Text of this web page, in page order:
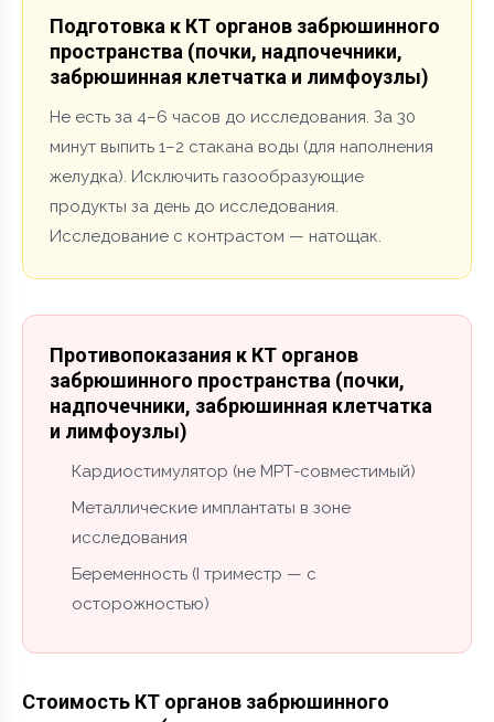
Подготовка к КТ органов забрюшинного
пространства (почки, надпочечники,
забрюшинная клетчатка и лимфоузлы)
Не есть за 4–6 часов до исследования. За 30
минут выпить 1–2 стакана воды (для наполнения
желудка). Исключить газообразующие
продукты за день до исследования.
Исследование с контрастом — натощак.
Противопоказания к КТ органов
забрюшинного пространства (почки,
надпочечники, забрюшинная клетчатка
и лимфоузлы)
Кардиостимулятор (не МРТ-совместимый)
Металлические имплантаты в зоне
исследования
Беременность (I триместр — с
осторожностью)
Стоимость КТ органов забрюшинного